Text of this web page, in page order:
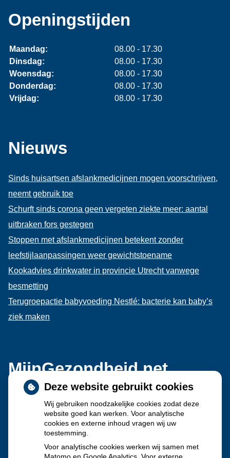
Openingstijden
Maandag:
08.00 - 17.30
Dinsdag:
08.00 - 17.30
Woensdag:
08.00 - 17.30
Donderdag:
08.00 - 17.30
Vrijdag:
08.00 - 17.30
Nieuws
Sinds huisartsen afslankmedicijnen mogen voorschrijven,
neemt gebruik toe
Schurft sinds corona geen vergeten ziekte meer: aantal
uitbraken fors gestegen
Stoppen met afslankmedicijnen betekent zonder
leefstijlaanpassingen weer gewichtstoename
Kookadvies drinkwater in provincie Utrecht vanwege
besmetting
Terugroepactie babyvoeding Nestlé: bacterie kan baby’s
ziek maken
MijnGezondheid.net
Deze website gebruikt cookies
Wij gebruiken noodzakelijke cookies zodat deze
website goed kan werken. Voor analytische
cookies en externe inhoud vragen wij uw
toestemming.
Voor analytische cookies werken wij samen met